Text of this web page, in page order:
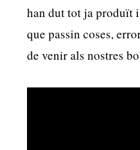
han dut tot ja produït i
que passin coses,
de venir als nostres